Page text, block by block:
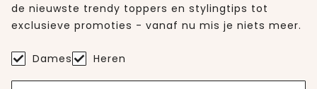
de nieuwste trendy toppers en stylingtips tot
exclusieve promoties - vanaf nu mis je niets meer.
Dames Heren